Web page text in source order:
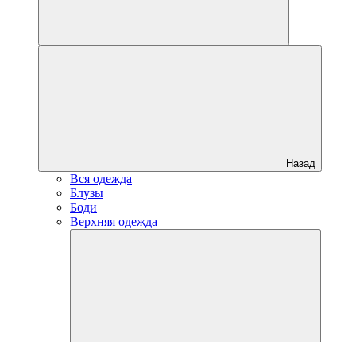
Назад
Вся одежда
Блузы
Боди
Верхняя одежда